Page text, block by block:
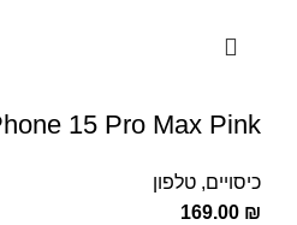
15 Pro Max Pink
כיסויים, טלפון
169.00 ₪